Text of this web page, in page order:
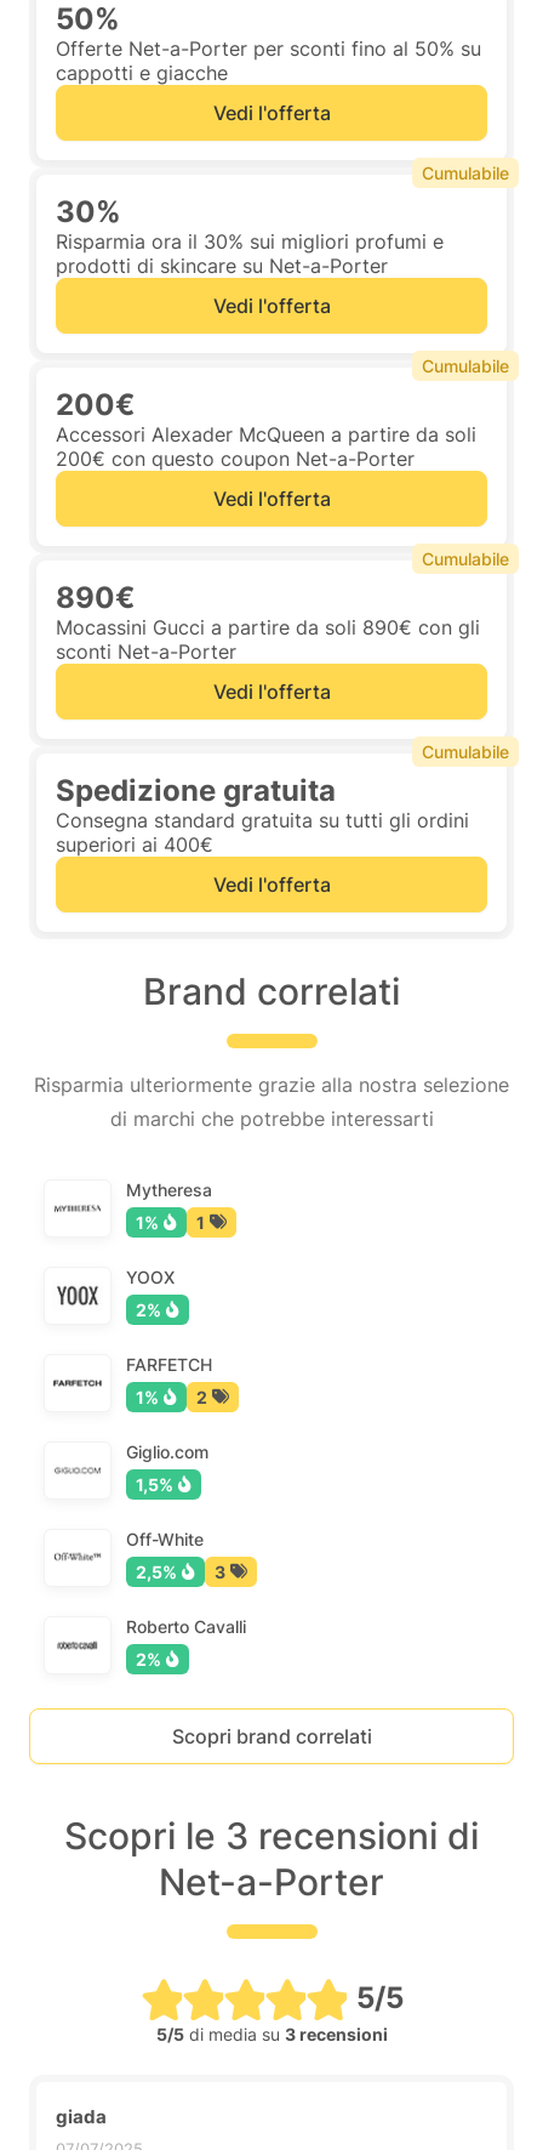
50%
Offerte Net-a-Porter per sconti fino al 50% su
cappotti e giacche
Vedi l'offerta
30%
Risparmia ora il 30% sui migliori profumi e
prodotti di skincare su Net-a-Porter
Vedi l'offerta
Cumulabile
200€
Accessori Alexader McQueen a partire da soli
200€ con questo coupon Net-a-Porter
Vedi l'offerta
Cumulabile
890€
Mocassini Gucci a partire da soli 890€ con gli
sconti Net-a-Porter
Vedi l'offerta
Cumulabile
Spedizione gratuita
Consegna standard gratuita su tutti gli ordini
superiori ai 400€
Vedi l'offerta
Cumulabile
Brand correlati
Risparmia ulteriormente grazie alla nostra selezione
di marchi che potrebbe interessarti
Mytheresa
1%
1
YOOX
2%
FARFETCH
1%
2
Giglio.com
1,5%
Off-White
2,5%
3
Roberto Cavalli
2%
Scopri brand correlati
Scopri le 3 recensioni di
Net-a-Porter
5/5
5/5di media su 3 recensioni
giada